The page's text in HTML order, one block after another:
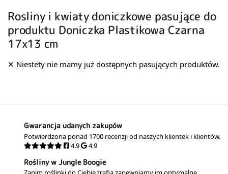
Rosliny i kwiaty doniczkowe pasujące do
produktu Doniczka Plastikowa Czarna
17x13 cm
Gwarancja udanych zakupów
Potwierdzona ponad 1700 recenzji od naszych klientek i klientów.
4.9
4.9
Rośliny w Jungle Boogie